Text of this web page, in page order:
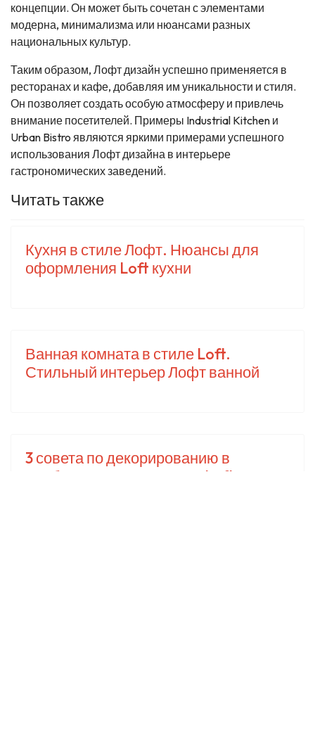
концепции. Он может быть сочетан с элементами
модерна, минимализма или нюансами разных
национальных культур.
Таким образом, Лофт дизайн успешно применяется в
ресторанах и кафе, добавляя им уникальности и стиля.
Он позволяет создать особую атмосферу и привлечь
внимание посетителей. Примеры Industrial Kitchen и
Urban Bistro являются яркими примерами успешного
использования Лофт дизайна в интерьере
гастрономических заведений.
Читать также
Кухня в стиле Лофт. Нюансы для
оформления Loft кухни
Ванная комната в стиле Loft.
Стильный интерьер Лофт ванной
3 совета по декорированию в
комбинированных зонах: Loft